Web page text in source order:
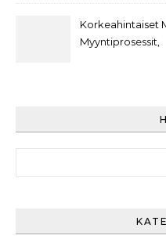
Asiakasarvo
Korkeahintaiset
Myyntiprosessit,